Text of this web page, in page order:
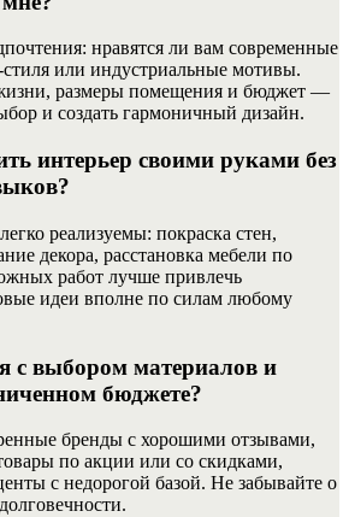
нравятся ли вам современные
или индустриальные мотивы.
размеры помещения и бюджет —
и создать гармоничный дизайн.
интерьер своими руками без
реализуемы: покраска стен,
декора, расстановка мебели по
работ лучше привлечь
идеи вполне по силам любому
с выбором материалов и
бюджете?
бренды с хорошими отзывами,
по акции или со скидками,
с недорогой базой. Не забывайте о